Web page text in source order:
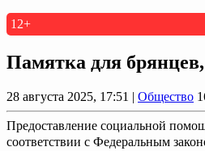
12+
Памятка для
28 августа 2025, 17:51 | Общество
Предоставление социальной
соответствии с Федеральным